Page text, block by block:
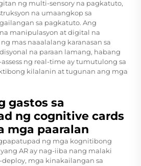
ng multi-sensory na pagkatuto,
na umaangkop sa
sa pagkatuto. Ang
manipulasyon at digital na
mas naaalalang karanasan sa
na paraan lamang, habang
ng real-time ay tumutulong sa
kilalanin at tugunan ang mga
gastos sa
ng cognitive cards
mga paaralan
ng mga kognitibong
AR ay nag-iiba nang malaki
deploy, mga kinakailangan sa